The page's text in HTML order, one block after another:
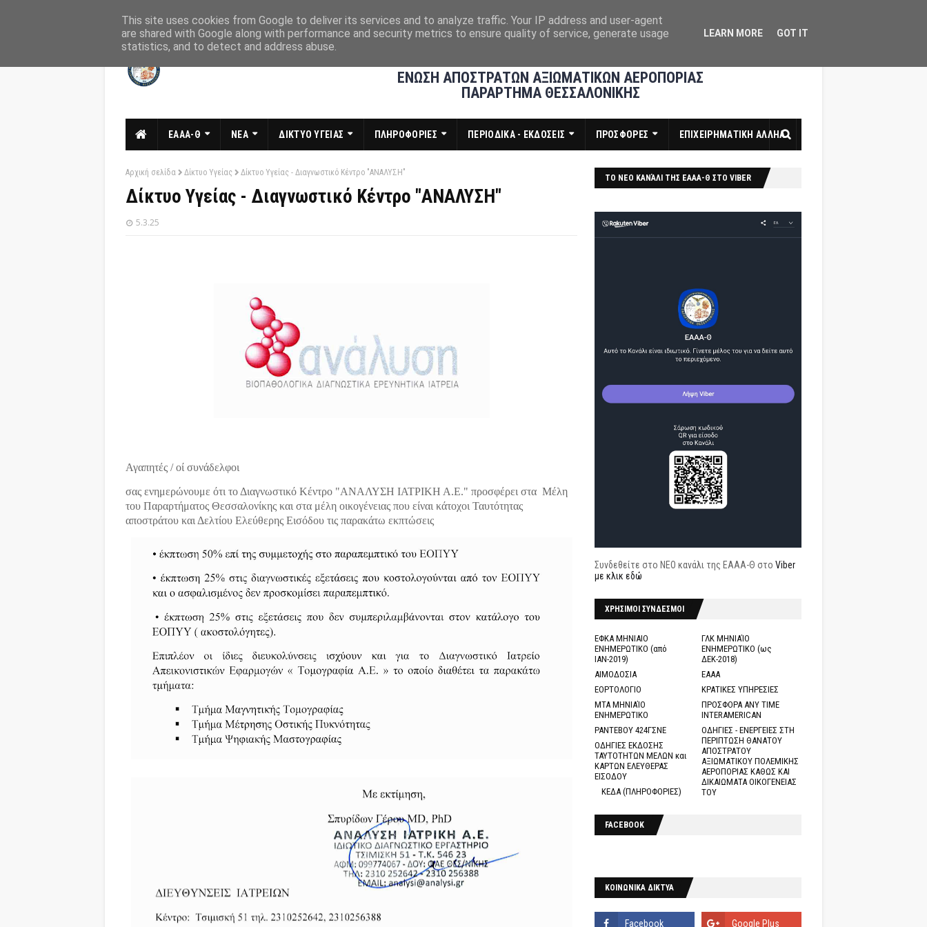
ΕΝΩΣΗ ΑΠΟΣΤΡΑΤΩΝ ΑΞΙΩΜΑΤΙΚΩΝ ΑΕΡΟΠΟΡΙΑΣ
ΠΑΡΑΡΤΗΜΑ ΘΕΣΣΑΛΟΝΙΚΗΣ
ΕΑΑΑ-Θ ΝΕΑ ΔΙΚΤΥΟ ΥΓΕΙΑΣ ΠΛΗΡΟΦΟΡΙΕΣ ΠΕΡΙΟΔΙΚΑ - ΕΚΔΟΣΕΙΣ ΠΡΟΣΦΟΡΕΣ ΕΠΙΧΕΙΡΗΜΑΤΙΚΗ ΑΛΛΗΛ
Αρχική σελίδα Δίκτυο Υγείας Δίκτυο Υγείας - Διαγνωστικό Κέντρο "ΑΝΑΛΥΣΗ"
Δίκτυο Υγείας - Διαγνωστικό Κέντρο "ΑΝΑΛΥΣΗ"
5.3.25
Αγαπητές / οί συνάδελφοι
σας ενημερώνουμε ότι το Διαγνωστικό Κέντρο "ΑΝΑΛΥΣΗ ΙΑΤΡΙΚΗ Α.Ε." προσφέρει στα Μέλη
του Παραρτήματος Θεσσαλονίκης και στα μέλη οικογένειας που είναι κάτοχοι Ταυτότητας
αποστράτου και Δελτίου Ελεύθερης Εισόδου τις παρακάτω εκπτώσεις
ΤΟ ΝΕΟ ΚΑΝΆΛΙ ΤΗΣ ΕΑΑΑ-Θ ΣΤΟ VIBER
Συνδεθείτε στο ΝΕΟ κανάλι της ΕΑΑΑ-Θ στο Viber
με κλικ εδώ
ΧΡΗΣΙΜΟΙ ΣΥΝΔΕΣΜΟΙ
ΕΦΚΑ ΜΗΝΙΑΙΟ
ΕΝΗΜΕΡΩΤΙΚΟ (από
ΙΑΝ-2019)
ΓΛΚ ΜΗΝΙΑΊΟ
ΕΝΗΜΕΡΩΤΙΚΟ (ως
ΔΕΚ-2018)
ΑΙΜΟΔΟΣΙΑ
ΕΑΑΑ
ΕΟΡΤΟΛΟΓΙΟ
ΚΡΑΤΙΚΕΣ ΥΠΗΡΕΣΙΕΣ
ΜΤΑ ΜΗΝΙΑΊΟ
ΕΝΗΜΕΡΩΤΙΚΟ
ΠΡΟΣΦΟΡΑ ANY TIME
INTERAMERICAN
ΡΑΝΤΕΒΟΥ 424ΓΣΝΕ
ΟΔΗΓΙΕΣ - ΕΝΕΡΓΕΙΕΣ ΣΤΗ
ΠΕΡΙΠΤΩΣΗ ΘΑΝΑΤΟΥ
ΑΠΟΣΤΡΑΤΟΥ
ΑΞΙΩΜΑΤΙΚΟΥ ΠΟΛΕΜΙΚΗΣ
ΑΕΡΟΠΟΡΙΑΣ ΚΑΘΩΣ ΚΑΙ
ΔΙΚΑΙΩΜΑΤΑ ΟΙΚΟΓΕΝΕΙΑΣ
ΤΟΥ
ΟΔΗΓΙΕΣ ΕΚΔΟΣΗΣ
ΤΑΥΤΟΤΗΤΩΝ ΜΕΛΩΝ και
ΚΑΡΤΩΝ ΕΛΕΥΘΕΡΑΣ
ΕΙΣΟΔΟΥ
ΚΕΔΑ (ΠΛΗΡΟΦΟΡΙΕΣ)
FACEBOOK
ΚΟΙΝΩΝΙΚΑ ΔΙΚΤΥΑ
This site uses cookies from Google to deliver its services and to analyze traffic. Your IP address and user-agent
are shared with Google along with performance and security metrics to ensure quality of service, generate usage
statistics, and to detect and address abuse.
LEARN MORE GOT IT